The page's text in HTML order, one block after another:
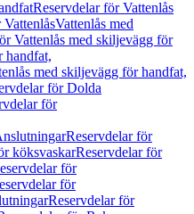
Reservdelar för Vattenlås
Vattenlås med
Vattenlås med skiljevägg för
handfat,
med skiljevägg för handfat,
för Dolda
för
Reservdelar för
köksvaskarReservdelar för
för
för
Reservdelar för